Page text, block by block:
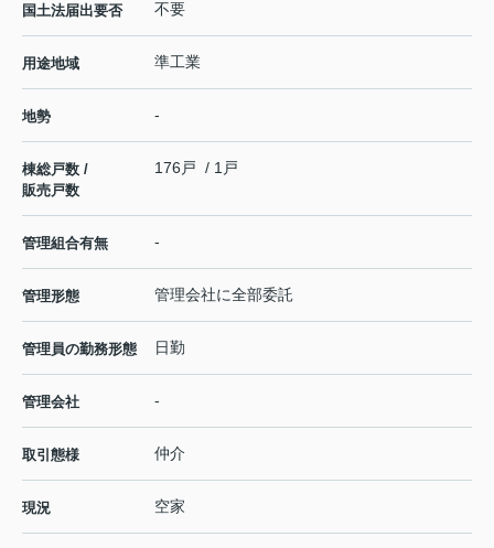
国土法届出要否 不要
用途地域 準工業
地勢 -
棟総戸数 /
販売戸数
176戸 / 1戸
管理組合有無 -
管理形態 管理会社に全部委託
管理員の勤務形態 日勤
管理会社 -
取引態様 仲介
現況 空家